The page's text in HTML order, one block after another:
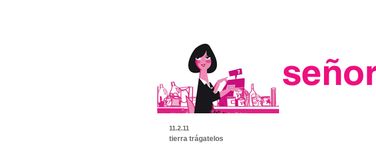
11.2.11
tierra trágatelos